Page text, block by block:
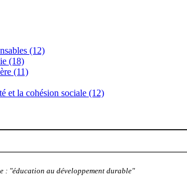
(12)
(18)
(11)
et la cohésion sociale (12)
: "éducation au développement durable"